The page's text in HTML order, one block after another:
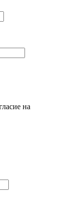
на